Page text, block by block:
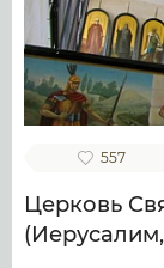
557
Церковь